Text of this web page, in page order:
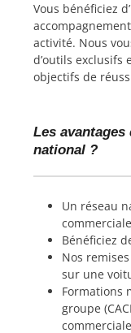
Vous bénéficiez
activité. Nous
d’outils exclusifs
objectifs de
Les
national ?
Un réseau
Bénéficiez
Nos
sur une
Formations
groupe